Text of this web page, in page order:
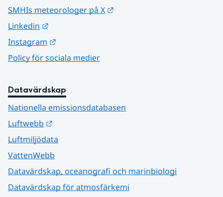
SMHIs meteorologer på X
Linkedin
Instagram
Policy för sociala medier
Datavärdskap
Nationella emissionsdatabasen
Luftwebb
Luftmiljödata
VattenWebb
Datavärdskap, oceanografi och marinbiologi
Datavärdskap för atmosfärkemi